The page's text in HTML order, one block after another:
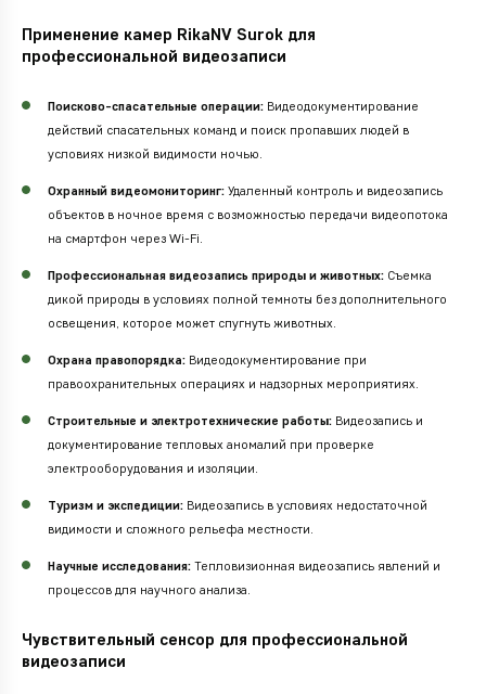
Применение камер RikaNV Surok для
профессиональной видеозаписи
Поисково-спасательные операции: Видеодокументирование
действий спасательных команд и поиск пропавших людей в
условиях низкой видимости ночью.
Охранный видеомониторинг: Удаленный контроль и видеозапись
объектов в ночное время с возможностью передачи видеопотока
на смартфон через Wi-Fi.
Профессиональная видеозапись природы и животных: Съемка
дикой природы в условиях полной темноты без дополнительного
освещения, которое может спугнуть животных.
Охрана правопорядка: Видеодокументирование при
правоохранительных операциях и надзорных мероприятиях.
Строительные и электротехнические работы: Видеозапись и
документирование тепловых аномалий при проверке
электрооборудования и изоляции.
Туризм и экспедиции: Видеозапись в условиях недостаточной
видимости и сложного рельефа местности.
Научные исследования: Тепловизионная видеозапись явлений и
процессов для научного анализа.
Чувствительный сенсор для профессиональной
видеозаписи